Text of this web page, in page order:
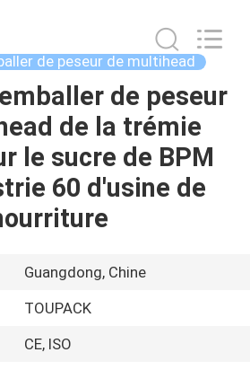
de peseur de multihead
de peseur
de la trémie
le sucre de BPM
60 d'usine de
Guangdong, Chine
TOUPACK
CE, ISO